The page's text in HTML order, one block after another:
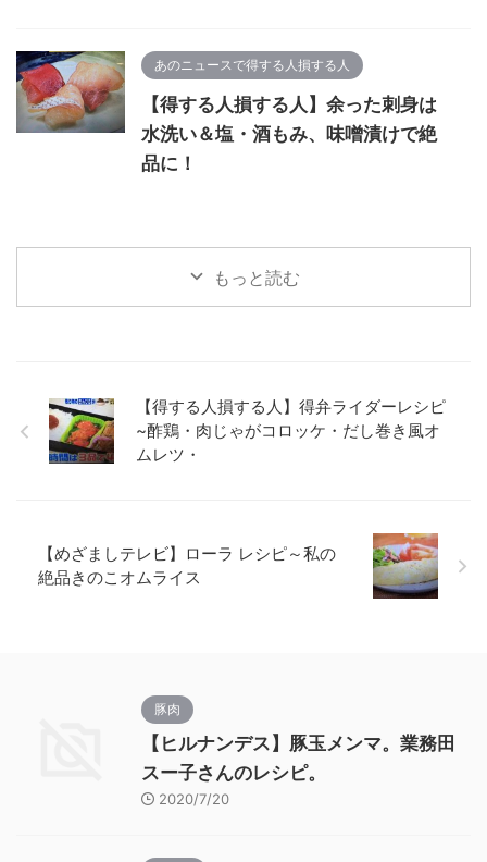
あのニュースで得する人損する人
【得する人損する人】余った刺身は
水洗い＆塩・酒もみ、味噌漬けで絶
品に！
もっと読む
【得する人損する人】得弁ライダーレシピ
~酢鶏・肉じゃがコロッケ・だし巻き風オ
ムレツ・
【めざましテレビ】ローラ レシピ～私の
絶品きのこオムライス
豚肉
【ヒルナンデス】豚玉メンマ。業務田
スー子さんのレシピ。
2020/7/20